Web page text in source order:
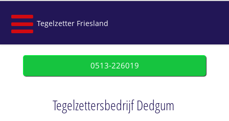
Tegelzetter Friesland
0513-226019
Tegelzettersbedrijf Dedgum